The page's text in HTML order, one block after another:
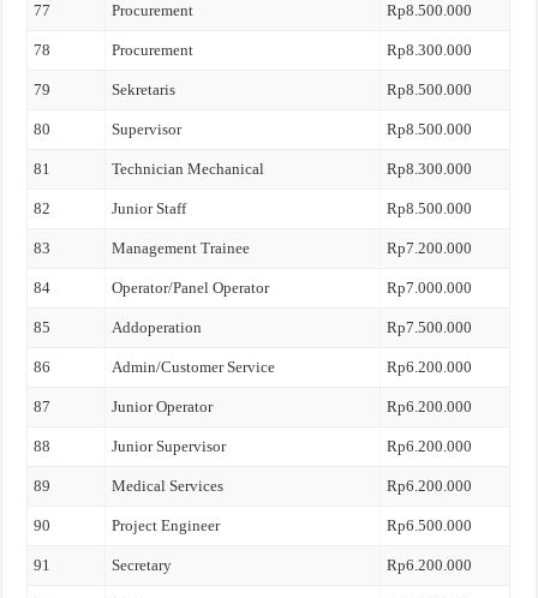
77 Procurement Rp8.500.000
78 Procurement Rp8.300.000
79 Sekretaris Rp8.500.000
80 Supervisor Rp8.500.000
81 Technician Mechanical Rp8.300.000
82 Junior Staff Rp8.500.000
83 Management Trainee Rp7.200.000
84 Operator/Panel Operator Rp7.000.000
85 Addoperation Rp7.500.000
86 Admin/Customer Service Rp6.200.000
87 Junior Operator Rp6.200.000
88 Junior Supervisor Rp6.200.000
89 Medical Services Rp6.200.000
90 Project Engineer Rp6.500.000
91 Secretary Rp6.200.000